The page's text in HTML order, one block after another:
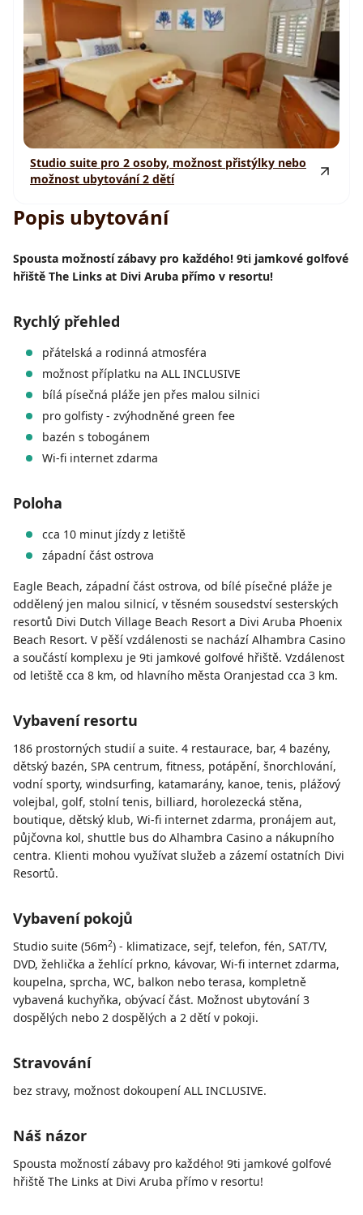
Studio suite pro 2 osoby, možnost přistýlky nebo
možnost ubytování 2 dětí
Popis ubytování
Spousta možností zábavy pro každého! 9ti jamkové golfové
hřiště The Links at Divi Aruba přímo v resortu!
Rychlý přehled
přátelská a rodinná atmosféra
možnost příplatku na ALL INCLUSIVE
bílá písečná pláže jen přes malou silnici
pro golfisty - zvýhodněné green fee
bazén s tobogánem
Wi-fi internet zdarma
Poloha
cca 10 minut jízdy z letiště
západní část ostrova
Eagle Beach, západní část ostrova, od bílé písečné pláže je
oddělený jen malou silnicí, v těsném sousedství sesterských
resortů Divi Dutch Village Beach Resort a Divi Aruba Phoenix
Beach Resort. V pěší vzdálenosti se nachází Alhambra Casino
a součástí komplexu je 9ti jamkové golfové hřiště. Vzdálenost
od letiště cca 8 km, od hlavního města Oranjestad cca 3 km.
Vybavení resortu
186 prostorných studií a suite. 4 restaurace, bar, 4 bazény,
dětský bazén, SPA centrum, fitness, potápění, šnorchlování,
vodní sporty, windsurfing, katamarány, kanoe, tenis, plážový
volejbal, golf, stolní tenis, billiard, horolezecká stěna,
boutique, dětský klub, Wi-fi internet zdarma, pronájem aut,
půjčovna kol, shuttle bus do Alhambra Casino a nákupního
centra. Klienti mohou využívat služeb a zázemí ostatních Divi
Resortů.
Vybavení pokojů
Studio suite (56m2) - klimatizace, sejf, telefon, fén, SAT/TV,
DVD, žehlička a žehlící prkno, kávovar, Wi-fi internet zdarma,
koupelna, sprcha, WC, balkon nebo terasa, kompletně
vybavená kuchyňka, obývací část. Možnost ubytování 3
dospělých nebo 2 dospělých a 2 dětí v pokoji.
Stravování
bez stravy, možnost dokoupení ALL INCLUSIVE.
Náš názor
Spousta možností zábavy pro každého! 9ti jamkové golfové
hřiště The Links at Divi Aruba přímo v resortu!